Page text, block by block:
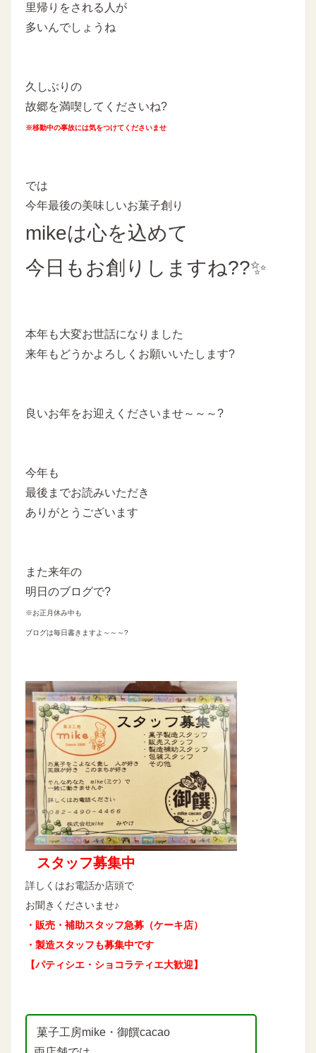
里帰りをされる人が
多いんでしょうね
久しぶりの
故郷を満喫してくださいね?
※移動中の事故には気をつけてくださいませ
では
今年最後の美味しいお菓子創り
mikeは心を込めて
今日もお創りしますね??✨
本年も大変お世話になりました
来年もどうかよろしくお願いいたします?
良いお年をお迎えくださいませ～～～?
今年も
最後までお読みいただき
ありがとうございます
また来年の
明日のブログで?
※お正月休み中も
ブログは毎日書きますよ～～～?
スタッフ募集中
詳しくはお電話か店頭で
お聞きくださいませ♪
・販売・補助スタッフ急募（ケーキ店）
・製造スタッフも募集中です
【パティシエ・ショコラティエ大歓迎】
菓子工房mike・御饌cacao